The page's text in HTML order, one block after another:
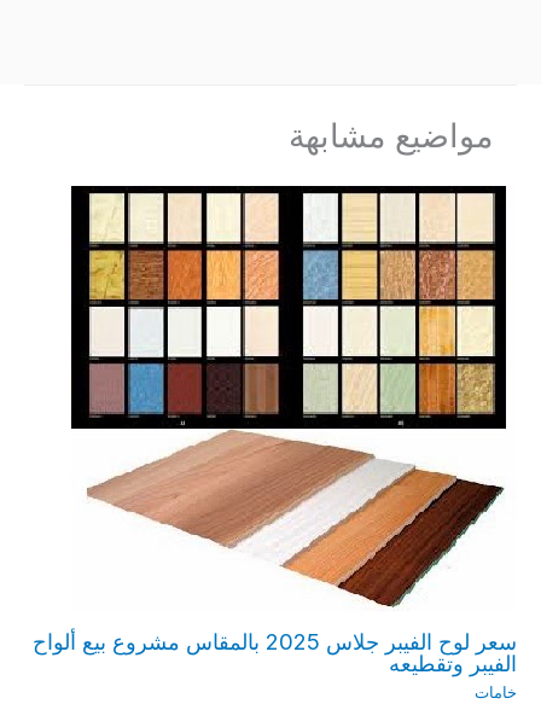
مواضيع مشابهة
سعر لوح الفيبر جلاس 2025 بالمقاس مشروع بيع ألواح
الفيبر وتقطيعه
خامات